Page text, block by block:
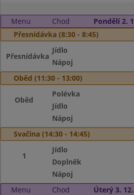
Menu Chod
Pondělí 2.
Přesnídávka (8:30 - 8:45)
Přesnídávka
Jídlo
Nápoj
Oběd (11:30 - 13:00)
Oběd
Polévka
Jídlo
Nápoj
Svačina (14:30 - 14:45)
1
Jídlo
Doplněk
Nápoj
Menu
Chod
Úterý 3.